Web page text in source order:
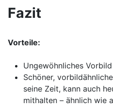
Fazit
Vorteile:
Ungewöhnliches Vorbild
Schöner,
seine Zeit, kann auch
mithalten – ähnlich wie